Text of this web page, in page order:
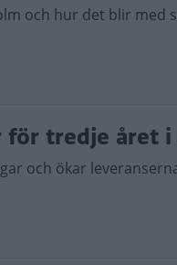
och hur det blir med
tredje året i
och ökar